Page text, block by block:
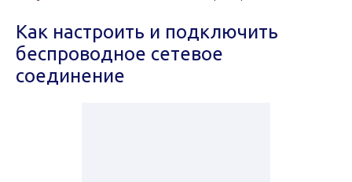
Как настроить и подключить
беспроводное сетевое
соединение